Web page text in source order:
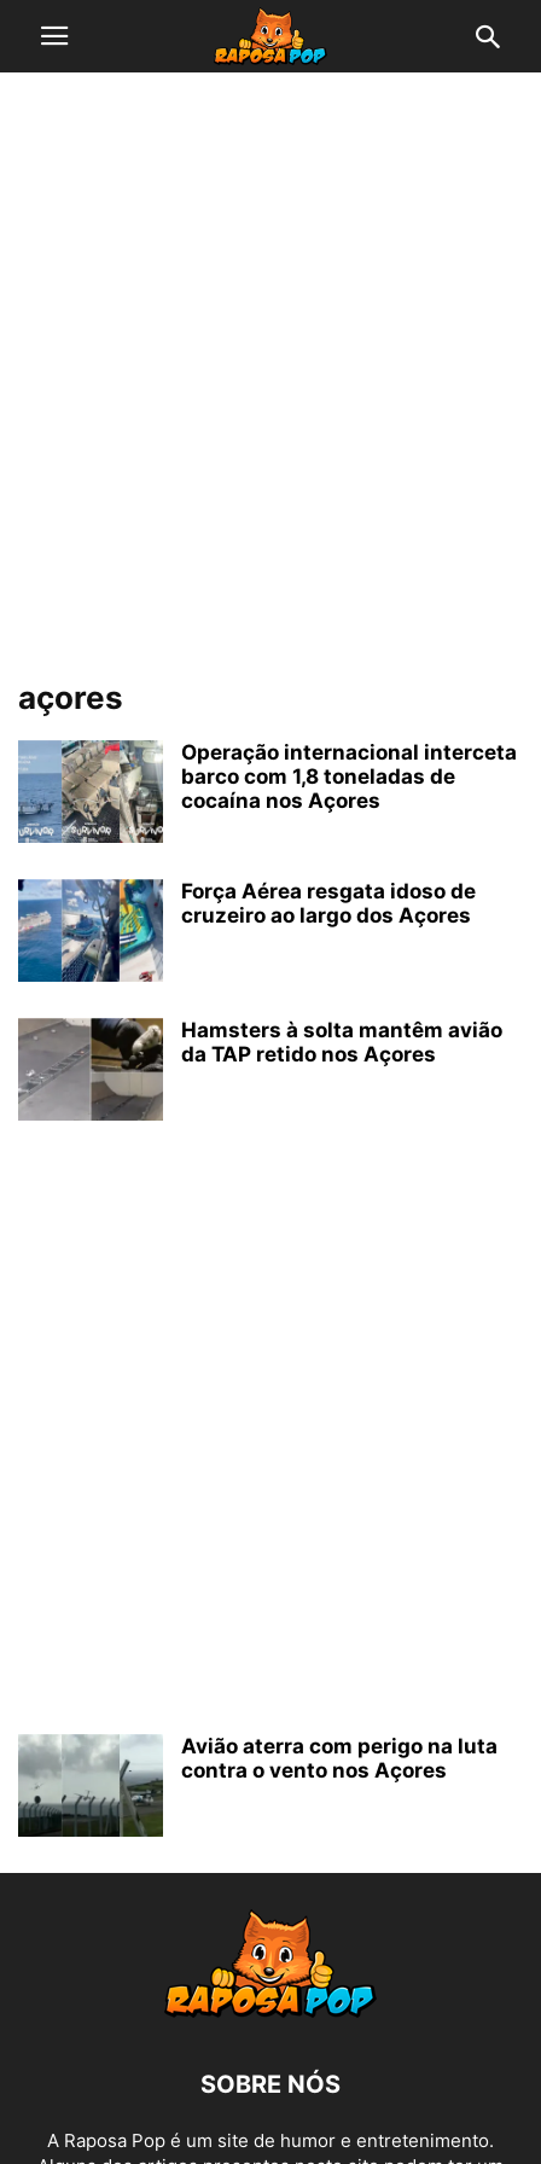
açores
Operação internacional interceta
barco com 1,8 toneladas de
cocaína nos Açores
Força Aérea resgata idoso de
cruzeiro ao largo dos Açores
Hamsters à solta mantêm avião
da TAP retido nos Açores
Avião aterra com perigo na luta
contra o vento nos Açores
SOBRE NÓS
A Raposa Pop é um site de humor e entretenimento.